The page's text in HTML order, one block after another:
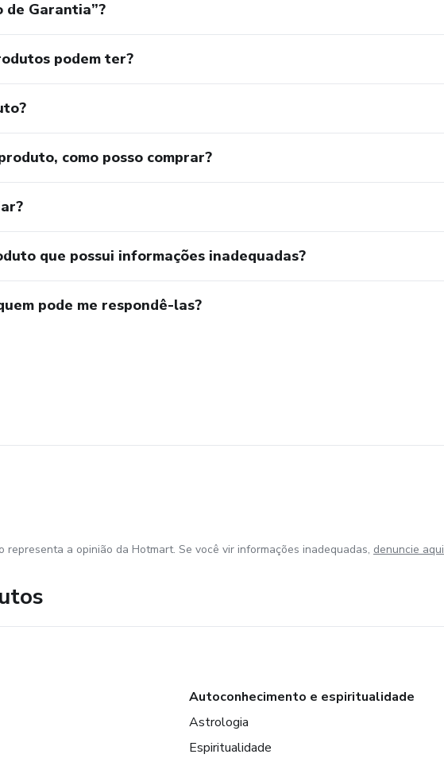
de Garantia”?
podem ter?
como posso comprar?
que possui informações inadequadas?
pode me respondê-las?
representa a opinião da Hotmart. Se você vir informações inadequadas, denuncie aqui
Autoconhecimento e espiritualidade
Astrologia
Espiritualidade